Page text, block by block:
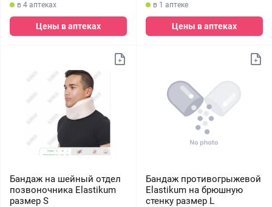
в 4 аптеках
Цены в аптеках
в 1 аптеке
Цены в аптеках
Бандаж на шейный отдел
позвоночника Elastikum
размер S
Бандаж противогрыжевой
Elastikum на брюшную
стенку размер L